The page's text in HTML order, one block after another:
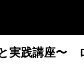
実践講座〜